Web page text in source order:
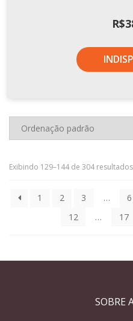
R$
Exibindo 129–144 de 304 resultados
1 2 3 … 6
12
… 17
SOBRE